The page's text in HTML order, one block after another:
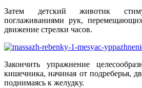
Затем детский животик
поглаживаниями рук,
движение стрелки часов.
Закончить упражнение
кишечника, начиная от подреберья,
поднимаясь к желудку.